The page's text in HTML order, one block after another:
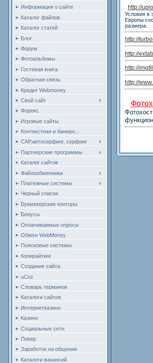
Информация о сайте
Каталог файлов
Каталог статей
Блог
Форум
Фотоальбомы
Гостевая книга
Обратная связь
Кредит Webmoney
Свой сайт
Форекс
Игровые сайты
Контекстная и банерн...
САР,автосерфинг, серфинг
Партнерские программы
Каталог сайтов
Файлообменники
Платежные системы
Черный список
Букмекерские конторы
Бонусы
Оплачиваемые опросы
Обмен WebMoney
Поисковые системы
Копирайтинг
Создание сайта
uCoz
Словарь терминов
Каталоги сайтов
Интернетказино
Казино
Социальные сети
Покер
Заработок на общении
Каталоги вакансий
http://
Условия в
Европы
размера.
http://
http://
http://
http://